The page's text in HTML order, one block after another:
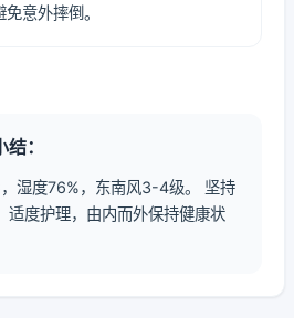
意外摔倒。
：
湿度76%，东南风3-4级。 坚持
适度护理，由内而外保持健康状